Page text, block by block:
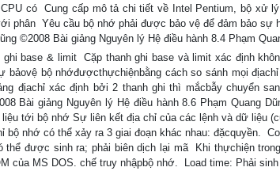
có  Cung cấp mô tả chi tiết về Intel Pentium, bộ xử
phân  Yêu cầu bộ nhớ phải được bảo vệ để đảm bảo sự
©2008 Bài giảng Nguyên lý Hệ điều hành 8.4 Phạm
base & limit  Cặp thanh ghi base và limit xác định
bộ nhớđượcthựchiệnbằng cách so sánh mọi
địachỉ xác định bởi 2 thanh ghi thì mắcbẫy chuyển
Bài giảng Nguyên lý Hệ điều hành 8.6 Phạm Quang
tới bộ nhớ Sự liên kết địa chỉ của các lệnh và dữ liệu
nhớ có thể xảy ra 3 giai đoạn khác nhau: đặcquyền. 
được sinh ra; phải biên dịch lại mã  Khi thựchiện
của MS DOS. chế truy nhậpbộ nhớ.  Load time: Phải